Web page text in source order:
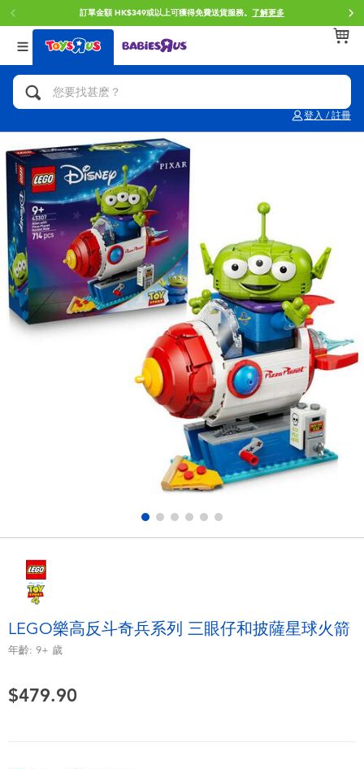
訂單金額 HK$349或以上可獲得免費送貨服務。 了解更多
登入 / 註冊
返回
分類目錄
人氣英雄,角色扮演,射擊玩具
單車,滑板車,騎乘車
拼砌組合及樂高LEGO
玩具車,貨車,火車及遙控系列
手工藝,文具,蠟筆,泥膠,畫板
娃娃, 芭比,收藏公仔
戶外及運動用品
毛毛公仔玩具
夏日用品
返回
品牌
Brunch Brother 早午餐兄弟
Toy Story反斗奇兵
Spider-Man蜘蛛俠
Mini Brands
Play-Doh培樂多
Pokemon寶可夢
返回
年齢
0~2歳
5~7歳
8~11歳
12~14歳
14歳以上
LEGO樂高反斗奇兵系列 三眼仔和披薩星球火箭
年齡: 9+ 歲
$479.90